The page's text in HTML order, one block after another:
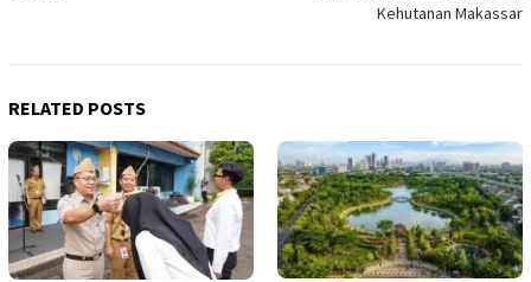
Kehutanan Makassar
RELATED POSTS